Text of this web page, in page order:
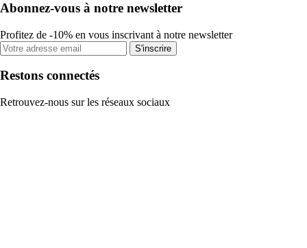
Abonnez-vous à notre newsletter
Profitez de -10% en vous inscrivant à notre newsletter
S'inscrire
Restons connectés
Retrouvez-nous sur les réseaux sociaux